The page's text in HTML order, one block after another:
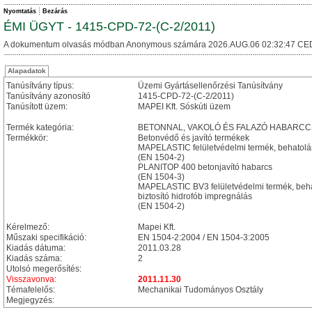
Nyomtatás Bezárás
ÉMI ÜGYT - 1415-CPD-72-(C-2/2011)
A dokumentum olvasás módban Anonymous számára 2026.AUG.06 02:32:47
Alapadatok
Tanúsítvány típus:
Üzemi Gyártásellenőrzési Tanúsítvány
Tanúsítvány azonosító
1415-CPD-72-(C-2/2011)
Tanúsított üzem:
MAPEI Kft. Sóskúti üzem
Termék kategória:
BETONNAL, VAKOLÓ ÉS FALAZÓ
Termékkör:
Betonvédő és javító termékek
MAPELASTIC felületvédelmi termék,
(EN 1504-2)
PLANITOP 400 betonjavító habarcs
(EN 1504-3)
MAPELASTIC BV3 felületvédelmi termék,
biztosító hidrofób impregnálás
(EN 1504-2)
Kérelmező:
Mapei Kft.
Műszaki specifikáció:
EN 1504-2:2004 / EN 1504-3:2005
Kiadás dátuma:
2011.03.28
Kiadás száma:
2
Utolsó megerősítés:
Visszavonva:
2011.11.30
Témafelelős:
Mechanikai Tudományos Osztály
Megjegyzés: